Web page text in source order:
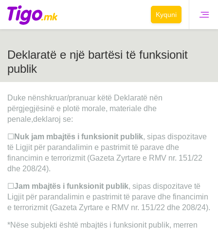
Kyquni
Deklaratë e një bartësi të funksionit
publik
Duke nënshkruar/pranuar këtë Deklaratë nën
përgjegjësinë e plotë morale, materiale dhe
penale,deklaroj se:
☐ Nuk jam mbajtës i funksionit publik, sipas dispozitave
të Ligjit për parandalimin e pastrimit të parave dhe
financimin e terrorizmit (Gazeta Zyrtare e RMV nr. 151/22
dhe 208/24).
☐Jam mbajtës i funksionit publik, sipas dispozitave të
Ligjit për parandalimin e pastrimit të parave dhe financimin
e terrorizmit (Gazeta Zyrtare e RMV nr. 151/22 dhe 208/24).
*Nëse subjekti është mbajtës i funksionit publik, merren